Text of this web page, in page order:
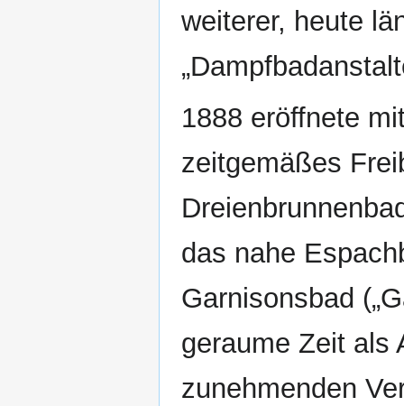
weiterer, heute
1888 eröffnete
zeitgemäßes
das nahe
Garnisonsbad
geraume Zeit als
zunehmenden